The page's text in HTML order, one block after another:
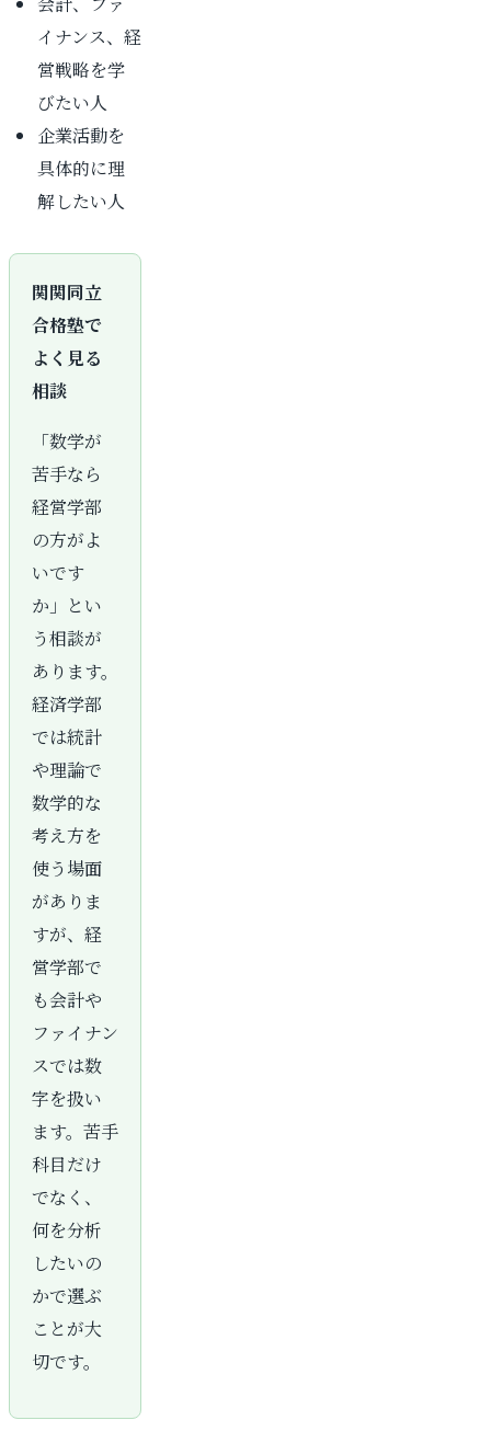
イナンス、経
営戦略を学
びたい人
企業活動を
具体的に理
解したい人
関関同立
合格塾で
よく見る
相談
「数学が
苦手なら
経営学部
の方がよ
いです
か」とい
う相談が
あります。
経済学部
では統計
や理論で
数学的な
考え方を
使う場面
がありま
すが、経
営学部で
も会計や
ファイナン
スでは数
字を扱い
ます。苦手
科目だけ
でなく、
何を分析
したいの
かで選ぶ
ことが大
切です。